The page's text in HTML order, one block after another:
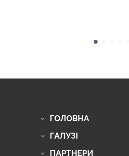
ГОЛОВНА
ГАЛУЗІ
ПАРТНЕРИ